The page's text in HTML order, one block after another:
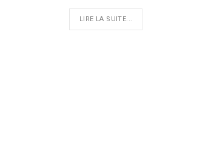
LIRE LA SUITE...